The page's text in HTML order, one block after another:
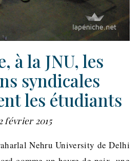
à la JNU, les
syndicales
les étudiants
2 février 2015